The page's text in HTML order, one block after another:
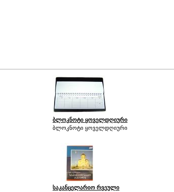
ბლოკნოტი ყოველდღიური
ბლოკნოტი ყოველდღიური
საკანცელარიო რვეული